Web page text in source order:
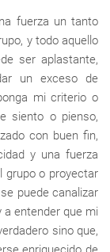
fuerza un tanto
y todo aquello
ser aplastante,
un exceso de
mi criterio o
siento o pienso,
con buen fin,
y una fuerza
grupo o proyectar
puede canalizar
entender que mi
sino que,